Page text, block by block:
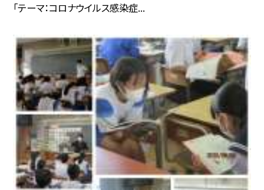
「テーマ：コロナウイルス感染症...